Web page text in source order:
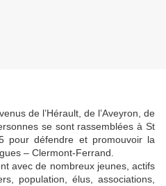
de l’Hérault, de l’Aveyron, de
se sont rassemblées à St
pour défendre et promouvoir la
– Clermont-Ferrand.
avec de nombreux jeunes, actifs
population, élus, associations,